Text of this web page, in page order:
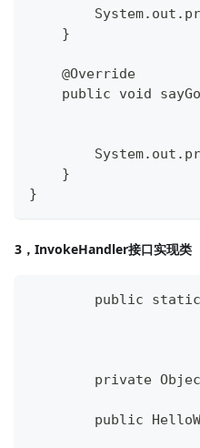
    }
    @Override
public void
    }
}
3，InvokeHandler接口实现类
public
private
public